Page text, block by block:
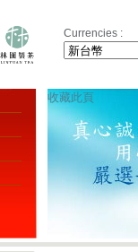
Currencies :
收藏此頁